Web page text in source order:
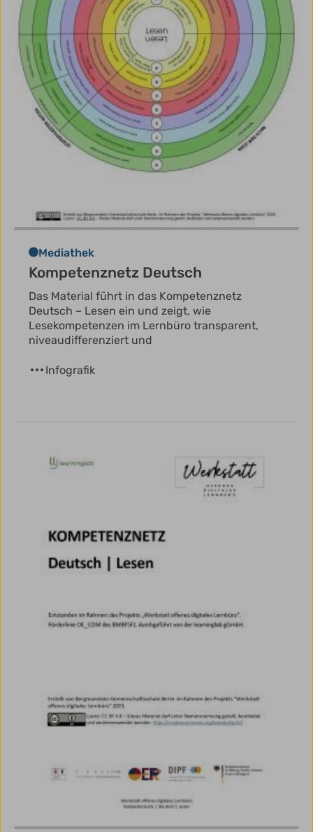
Mediathek
Kompetenznetz Deutsch
Das Material führt in das Kompetenznetz
Deutsch – Lesen ein und zeigt, wie
Lesekompetenzen im Lernbüro transparent,
niveaudifferenziert und
Infografik